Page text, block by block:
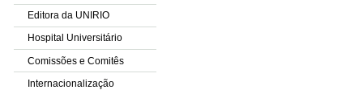
Editora da UNIRIO
Hospital Universitário
Comissões e Comitês
Internacionalização